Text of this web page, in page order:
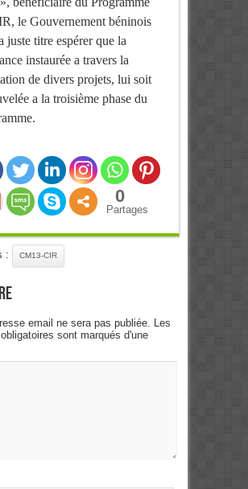
le Gouvernement béninois
juste titre espérer que la
instaurée a travers la
de divers projets, lui soit
a la troisième phase du
0
Partages
: CM13-CIR
email ne sera pas publiée. Les
sont marqués d'une